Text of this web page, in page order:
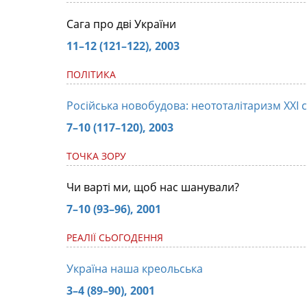
Сага про дві України
11–12 (121–122), 2003
ПОЛІТИКА
Російська новобудова: неототалітаризм ХХI
7–10 (117–120), 2003
ТОЧКА ЗОРУ
Чи варті ми, щоб нас шанували?
7–10 (93–96), 2001
РЕАЛІЇ СЬОГОДЕННЯ
Україна наша креольська
3–4 (89–90), 2001